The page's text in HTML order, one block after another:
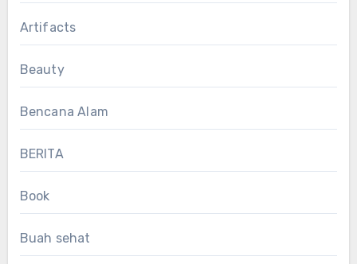
Artifacts
Beauty
Bencana Alam
BERITA
Book
Buah sehat